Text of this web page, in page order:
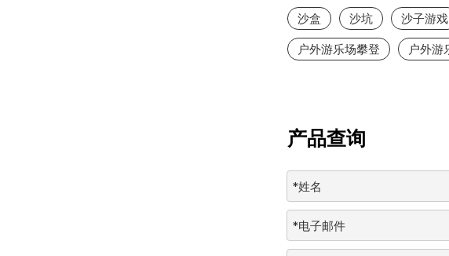
沙盒 沙坑 沙子游戏
户外游乐场攀登 户外游
产品查询